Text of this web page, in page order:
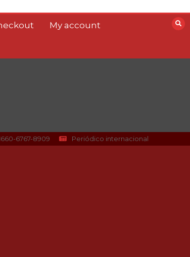
My account
6767-8909 Periódico internacional
dominicano